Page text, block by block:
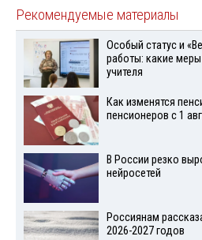
Рекомендуемые материалы
Особый статус и
работы: какие
учителя
Как изменятся
пенсионеров с 1
В России резко
нейросетей
Россиянам
2026-2027 годов